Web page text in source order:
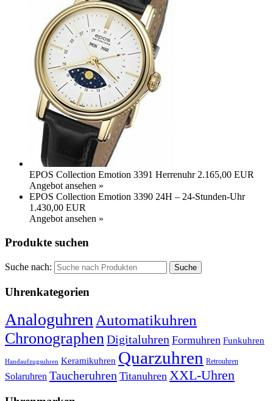
EPOS Collection Emotion 3391 Herrenuhr 2.165,00 EUR
Angebot ansehen »
EPOS Collection Emotion 3390 24H – 24-Stunden-Uhr
1.430,00 EUR
Angebot ansehen »
Produkte suchen
Suche nach:
Uhrenkategorien
Analoguhren Automatikuhren
ChronographenDigitaluhren Formuhren Funkuhren
Handaufzugsuhren Keramikuhren Quarzuhren Retrouhren
Solaruhren Taucheruhren Titanuhren XXL-Uhren